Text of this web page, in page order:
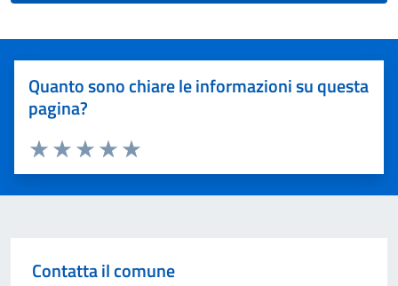
Quanto sono chiare le informazioni su questa
pagina?
Valuta 5 stelle su 5
Valuta 4 stelle su 5
Valuta 3 stelle su 5
Valuta 2 stelle su 5
Valuta 1 stelle su 5
Contatta il comune